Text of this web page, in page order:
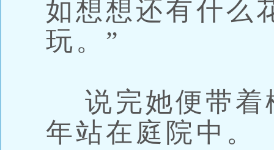
如想想还有什么
玩。”
说完她便带着
年站在庭院中。